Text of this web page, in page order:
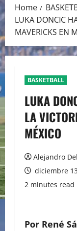
Home
LUKA DONCIC
MAVERICKS EN
BASKETBALL
LUKA
LA
MÉXICO
Alejandro
diciembre
2 minutes read
Por René